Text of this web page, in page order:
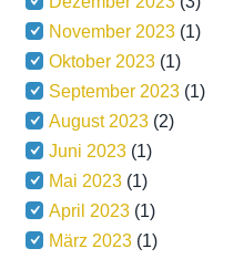
November 2023 (1)
Oktober 2023 (1)
September 2023 (1)
August 2023 (2)
Juni 2023 (1)
Mai 2023 (1)
April 2023 (1)
März 2023 (1)